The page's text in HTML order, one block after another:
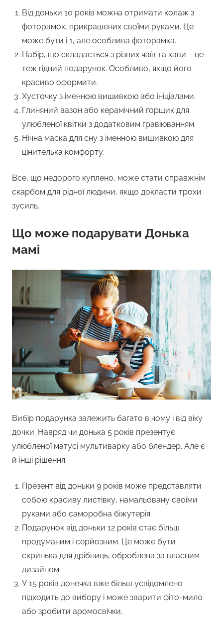
Від доньки 10 років можна отримати колаж з
фоторамок, прикрашених своїми руками. Це
може бути і 1, але особлива фоторамка.
Набір, що складається з різних чаїв та кави – це
теж гідний подарунок. Особливо, якщо його
красиво оформити.
Хусточку з іменною вишивкою або ініціалами.
Глиняний вазон або керамічний горщик для
улюбленої квітки з додатковим гравіюванням.
Нічна маска для сну з іменною вишивкою для
цінителька комфорту.
Все, що недорого куплено, може стати справжнім
скарбом для рідної людини, якщо докласти трохи
зусиль.
Що може подарувати Донька
мамі
Вибір подарунка залежить багато в чому і від віку
дочки. Навряд чи донька 5 років презентує
улюбленої матусі мультиварку або блендер. Але є
й інші рішення:
Презент від доньки 9 років може представляти
собою красиву листівку, намальовану своїми
руками або саморобна біжутерія.
Подарунок від доньки 12 років стає більш
продуманим і серйозним. Це може бути
скринька для дрібниць, оброблена за власним
дизайном.
У 15 років донечка вже більш усвідомлено
підходить до вибору і може зварити фіто-мило
або зробити аромосвічки.